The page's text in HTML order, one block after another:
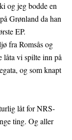
og jeg bodde en
Grønland da han
EP.
fra Romsås og
låta vi spilte inn på
og som knapt
låt for NRS-
ting. Og aller